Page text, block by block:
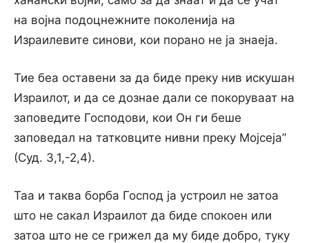
на војна подоцнежните поколенија на
Израилевите синови, кои порано не ја знаеја.
Тие беа оставени за да биде преку нив искушан
Израилот, и да се дознае дали се покоруваат на
заповедите Господови, кои Он ги беше
заповедал на татковците нивни преку Мојсеја”
(Суд. 3,1,-2,4).
Таа и таква борба Господ ја устроил не затоа
што не сакал Израилот да биде спокоен или
затоа што не се грижел да му биде добро, туку